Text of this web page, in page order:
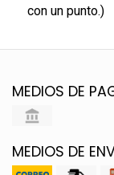
con un punto.)
MEDIOS DE
MEDIOS DE